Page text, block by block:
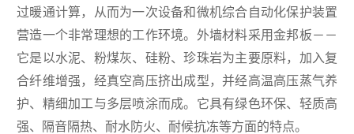
过暖通计算，从而为一次设备和微机综合自动化保护装置
营造一个非常理想的工作环境。外墙材料采用金邦板－－
它是以水泥、粉煤灰、硅粉、珍珠岩为主要原料，加入复
合纤维增强，经真空高压挤出成型，并经高温高压蒸气养
护、精细加工与多层喷涂而成。它具有绿色环保、轻质高
强、隔音隔热、耐水防火、耐候抗冻等方面的特点。